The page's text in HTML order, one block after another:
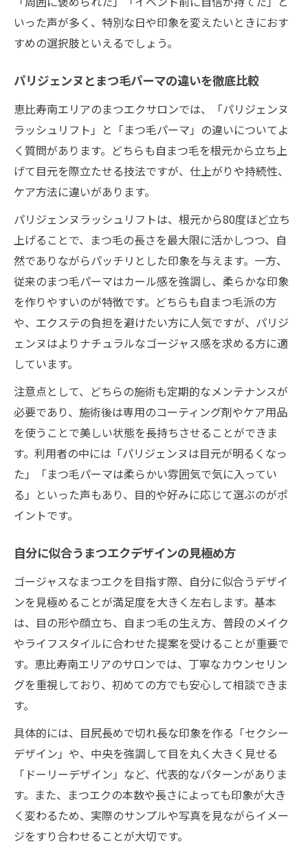
いった声が多く、特別な日や印象を変えたいときにおす
すめの選択肢といえるでしょう。
パリジェンヌとまつ毛パーマの違いを徹底比較
恵比寿南エリアのまつエクサロンでは、「パリジェンヌ
ラッシュリフト」と「まつ毛パーマ」の違いについてよ
く質問があります。どちらも自まつ毛を根元から立ち上
げて目元を際立たせる技法ですが、仕上がりや持続性、
ケア方法に違いがあります。
パリジェンヌラッシュリフトは、根元から80度ほど立ち
上げることで、まつ毛の長さを最大限に活かしつつ、自
然でありながらパッチリとした印象を与えます。一方、
従来のまつ毛パーマはカール感を強調し、柔らかな印象
を作りやすいのが特徴です。どちらも自まつ毛派の方
や、エクステの負担を避けたい方に人気ですが、パリジ
ェンヌはよりナチュラルなゴージャス感を求める方に適
しています。
注意点として、どちらの施術も定期的なメンテナンスが
必要であり、施術後は専用のコーティング剤やケア用品
を使うことで美しい状態を長持ちさせることができま
す。利用者の中には「パリジェンヌは目元が明るくなっ
た」「まつ毛パーマは柔らかい雰囲気で気に入ってい
る」といった声もあり、目的や好みに応じて選ぶのがポ
イントです。
自分に似合うまつエクデザインの見極め方
ゴージャスなまつエクを目指す際、自分に似合うデザイ
ンを見極めることが満足度を大きく左右します。基本
は、目の形や顔立ち、自まつ毛の生え方、普段のメイク
やライフスタイルに合わせた提案を受けることが重要で
す。恵比寿南エリアのサロンでは、丁寧なカウンセリン
グを重視しており、初めての方でも安心して相談できま
す。
具体的には、目尻長めで切れ長な印象を作る「セクシー
デザイン」や、中央を強調して目を丸く大きく見せる
「ドーリーデザイン」など、代表的なパターンがありま
す。また、まつエクの本数や長さによっても印象が大き
く変わるため、実際のサンプルや写真を見ながらイメー
ジをすり合わせることが大切です。